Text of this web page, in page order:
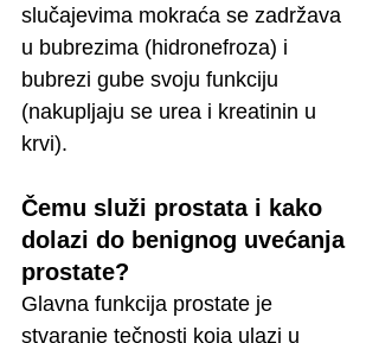
slučajevima mokraća se zadržava
u bubrezima (hidronefroza) i
bubrezi gube svoju funkciju
(nakupljaju se urea i kreatinin u
krvi).
Čemu služi prostata i kako
dolazi do benignog uvećanja
prostate?
Glavna funkcija prostate je
stvaranje tečnosti koja ulazi u